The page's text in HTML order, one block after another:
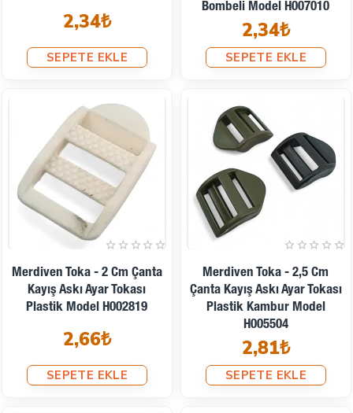
2,34₺
SEPETE EKLE
Bombeli Model H007010
2,34₺
SEPETE EKLE
Merdiven Toka - 2 Cm Çanta
Kayış Askı Ayar Tokası
Plastik Model H002819
2,66₺
SEPETE EKLE
Merdiven Toka - 2,5 Cm
Çanta Kayış Askı Ayar Tokası
Plastik Kambur Model
H005504
2,81₺
SEPETE EKLE